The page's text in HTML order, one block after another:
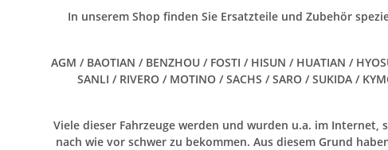
In unserem Shop finden Sie Ersatzteile und Zubehör
AGM / BAOTIAN / BENZHOU / FOSTI / HISUN / HUATIAN /
SANLI / RIVERO / MOTINO / SACHS / SARO / SUKIDA /
Viele dieser Fahrzeuge werden und wurden u.a. im
nach wie vor schwer zu bekommen. Aus diesem Grund